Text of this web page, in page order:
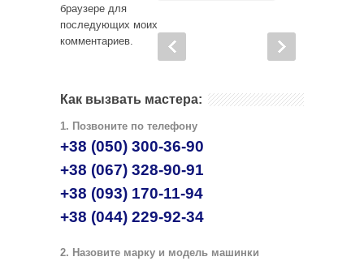
браузере для
последующих моих
комментариев.
Как вызвать мастера:
1. Позвоните по телефону
+38 (050) 300-36-90
+38 (067) 328-90-91
+38 (093) 170-11-94
+38 (044) 229-92-34
2. Назовите марку и модель машинки